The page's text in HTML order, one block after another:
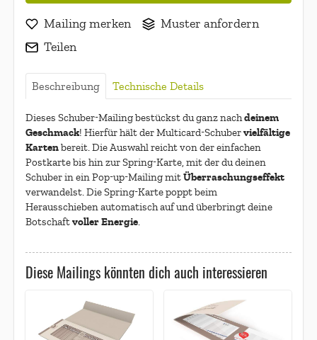
Mailing merken
Muster anfordern
Teilen
Beschreibung Technische Details
Dieses Schuber-Mailing bestückst du ganz nachdeinem
Geschmack! Hierfür hält der Multicard-Schubervielfältige
Kartenbereit. Die Auswahl reicht von der einfachen
Postkarte bis hin zur Spring-Karte, mit der du deinen
Schuber in ein Pop-up-Mailing mitÜberraschungseffekt
verwandelst. Die Spring-Karte poppt beim
Herausschieben automatisch auf und überbringt deine
Botschaftvoller Energie.
Diese Mailings könnten dich auch interessieren